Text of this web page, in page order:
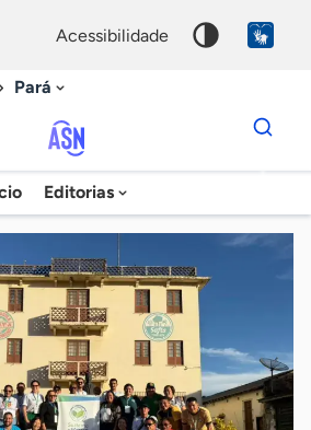
acessibilidade
Pará
Agência
Sebrae
de
Notícias
Editorias
Dados
para
chave